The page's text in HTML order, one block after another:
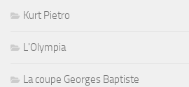
Kurt Pietro
L'Olympia
La coupe Georges Baptiste